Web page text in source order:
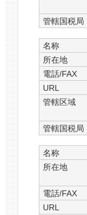
管轄国税局
名称
所在地
電話/FAX
URL
管轄区域
管轄国税局
名称
所在地
電話/FAX
URL